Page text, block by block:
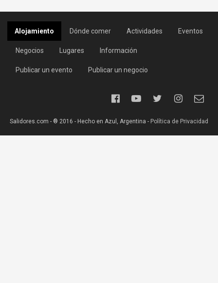
Alojamiento Dónde comer Actividades Eventos
Negocios Lugares Información
Publicar un evento Publicar un negocio
Salidores.com - ® 2016 - Hecho en Azul, Argentina - Política de Privacidad